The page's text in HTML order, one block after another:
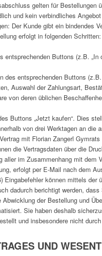
gelten für
und kein verbindliches
Der Kunde gibt ein bindendes
erfolgt in folgenden Schritten:
Buttons (z.B. „In
entsprechenden Buttons
Auswahl der Zahlungsart,
von deren üblichen
Buttons „Jetzt kaufen“. Dies
von drei Werktagen an
mit Florian Zangerl
die Vertragsdaten über die
im Zusammenhang mit
erfolgt per E-Mail nach dem
können mittels
dadurch berichtigt werden,
der Bestellung und
Sie haben deshalb
und insbesondere nicht
UND